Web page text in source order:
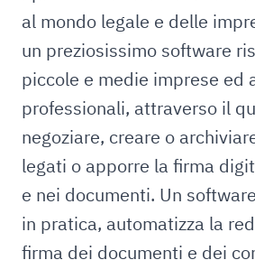
al mondo legale e delle
un preziosissimo software
piccole e medie imprese ed
professionali, attraverso il
negoziare, creare o
legati o apporre la firma
e nei documenti. Un
in pratica, automatizza la
firma dei documenti e dei